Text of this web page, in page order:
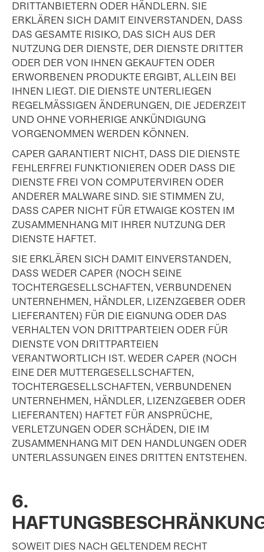
DRITTANBIETERN ODER HÄNDLERN. SIE
ERKLÄREN SICH DAMIT EINVERSTANDEN, DASS
DAS GESAMTE RISIKO, DAS SICH AUS DER
NUTZUNG DER DIENSTE, DER DIENSTE DRITTER
ODER DER VON IHNEN GEKAUFTEN ODER
ERWORBENEN PRODUKTE ERGIBT, ALLEIN BEI
IHNEN LIEGT. DIE DIENSTE UNTERLIEGEN
REGELMÄSSIGEN ÄNDERUNGEN, DIE JEDERZEIT
UND OHNE VORHERIGE ANKÜNDIGUNG
VORGENOMMEN WERDEN KÖNNEN.
CAPER GARANTIERT NICHT, DASS DIE DIENSTE
FEHLERFREI FUNKTIONIEREN ODER DASS DIE
DIENSTE FREI VON COMPUTERVIREN ODER
ANDERER MALWARE SIND. SIE STIMMEN ZU,
DASS CAPER NICHT FÜR ETWAIGE KOSTEN IM
ZUSAMMENHANG MIT IHRER NUTZUNG DER
DIENSTE HAFTET.
SIE ERKLÄREN SICH DAMIT EINVERSTANDEN,
DASS WEDER CAPER (NOCH SEINE
TOCHTERGESELLSCHAFTEN, VERBUNDENEN
UNTERNEHMEN, HÄNDLER, LIZENZGEBER ODER
LIEFERANTEN) FÜR DIE EIGNUNG ODER DAS
VERHALTEN VON DRITTPARTEIEN ODER FÜR
DIENSTE VON DRITTPARTEIEN
VERANTWORTLICH IST. WEDER CAPER (NOCH
EINE DER MUTTERGESELLSCHAFTEN,
TOCHTERGESELLSCHAFTEN, VERBUNDENEN
UNTERNEHMEN, HÄNDLER, LIZENZGEBER ODER
LIEFERANTEN) HAFTET FÜR ANSPRÜCHE,
VERLETZUNGEN ODER SCHÄDEN, DIE IM
ZUSAMMENHANG MIT DEN HANDLUNGEN ODER
UNTERLASSUNGEN EINES DRITTEN ENTSTEHEN.
6.
SOWEIT DIES NACH GELTENDEM RECHT